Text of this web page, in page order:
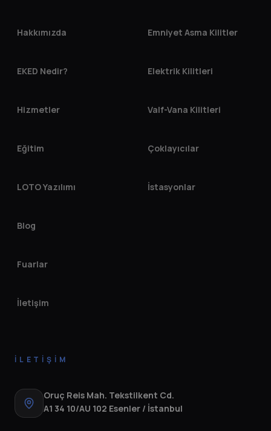
Hakkımızda
EKED Nedir?
Hizmetler
Eğitim
LOTO Yazılımı
Blog
Fuarlar
İletişim
Emniyet Asma Kilitler
Elektrik Kilitleri
Valf-Vana Kilitleri
Çoklayıcılar
İstasyonlar
İLETIŞIM
Oruç Reis Mah. Tekstilkent Cd.
A1 34 10/AU 102 Esenler / İstanbul